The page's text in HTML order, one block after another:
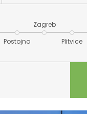
Postojna
Zagreb
Plitvice